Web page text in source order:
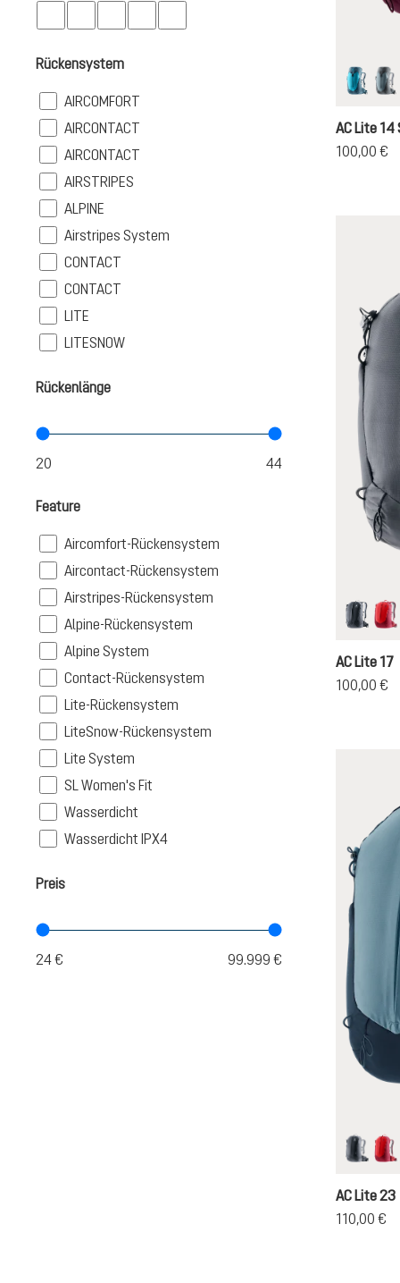
Rückensystem
AIRCOMFORT
Filter
AIRCONTACT
Filter
AIRCONTACT
Filter
AIRSTRIPES
Filter
ALPINE
Filter
Airstripes System
Filter
CONTACT
Filter
CONTACT
Filter
LITE
Filter
LITESNOW
Filter
Rückenlänge
Feature
Aircomfort-Rückensystem
Filter
Aircontact-Rückensystem
Filter
Airstripes-Rückensystem
Filter
Alpine-Rückensystem
Filter
Alpine System
Filter
Contact-Rückensystem
Filter
Lite-Rückensystem
Filter
LiteSnow-Rückensystem
Filter
Lite System
Filter
SL Women's Fit
Filter
Wasserdicht
Filter
Wasserdicht IPX4
Filter
Preis
AC Lite 14
100,00 €
black
AC Lite 17
100,00 €
black
AC Lite 23
110,00 €